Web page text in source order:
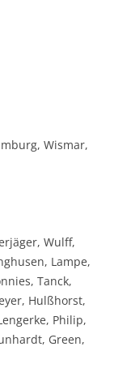
Wismar,
Wulff,
Lampe,
Tanck,
Hulßhorst,
Philip,
Green,